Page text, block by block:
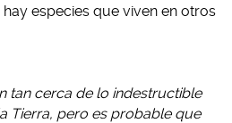
especies que viven en otros
tan cerca de lo indestructible
Tierra, pero es probable que